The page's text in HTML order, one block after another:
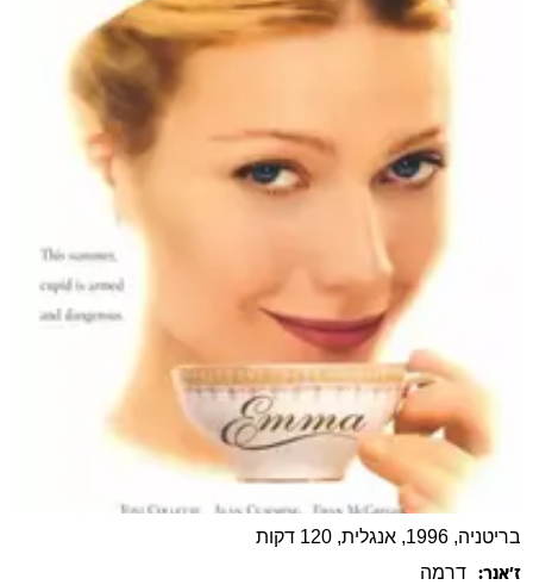
בריטניה, 1996, אנגלית, 120 דקות
ז׳אנר: דרמה